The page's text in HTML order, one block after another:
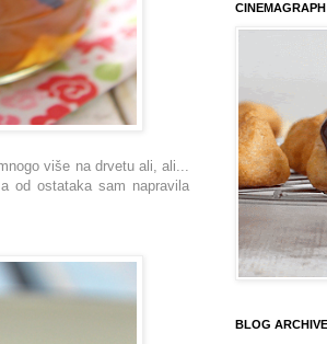
više na drvetu ali, ali...
a od ostataka sam napravila
CINEMAGRAPH
BLOG ARCHIVE